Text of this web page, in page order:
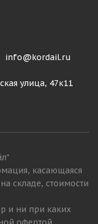
info@kordail.ru
улица, 47к11
касающаяся
складе, стоимости
и ни при каких